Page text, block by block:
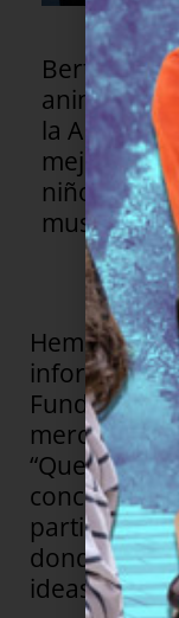
Berta,
animan a
la AME de
mejorar
niños y
muscular
Hemos
información
FundAME,
mercadillos
“Que la
concurso
participarán
donde se
ideas para